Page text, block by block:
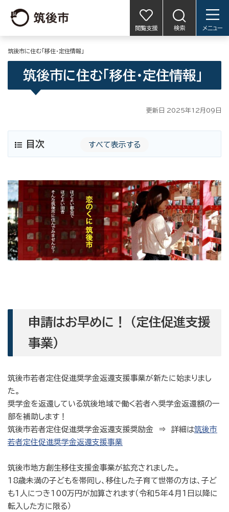
閲覧支援 検索 メニュー
筑後市に住む「移住・定住情報」
筑後市に住む「移住・定住情報」
更新日 2025年12月09日
目次 すべて表示する
申請はお早めに！ （定住促進支援
事業）
筑後市若者定住促進奨学金返還支援事業が新たに始まりまし
た。
奨学金を返還している筑後地域で働く若者へ奨学金返還額の一
部を補助します！
筑後市若者定住促進奨学金返還支援奨励金 ⇒ 詳細は筑後市
若者定住促進奨学金返還支援事業
筑後市地方創生移住支援金事業が拡充されました。
18歳未満の子どもを帯同し、移住した子育て世帯の方は、子ど
も1人につき100万円が加算されます（令和5年4月1日以降に
転入した方に限る）